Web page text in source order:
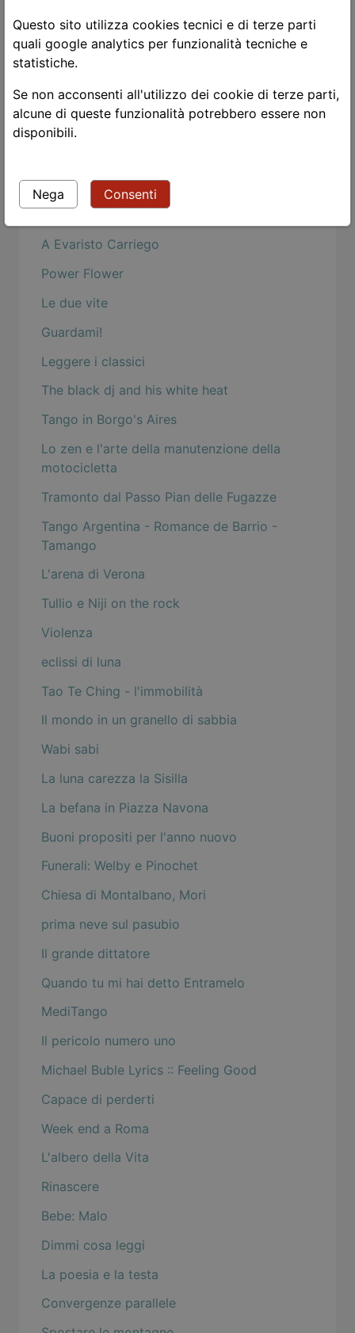
Strangers
Le chat
milonga a Ronzo Chienis
L'estetica della funzionalità
Canto notturno di un pastore errante
A Evaristo Carriego
Power Flower
Le due vite
Guardami!
Leggere i classici
The black dj and his white heat
Tango in Borgo's Aires
Lo zen e l'arte della manutenzione della
motocicletta
Tramonto dal Passo Pian delle Fugazze
Tango Argentina - Romance de Barrio -
Tamango
L'arena di Verona
Tullio e Niji on the rock
Violenza
eclissi di luna
Tao Te Ching - l'immobilità
Il mondo in un granello di sabbia
Wabi sabi
La luna carezza la Sisilla
La befana in Piazza Navona
Buoni propositi per l'anno nuovo
Funerali: Welby e Pinochet
Chiesa di Montalbano, Mori
prima neve sul pasubio
Il grande dittatore
Quando tu mi hai detto Entramelo
MediTango
Il pericolo numero uno
Michael Buble Lyrics :: Feeling Good
Capace di perderti
Week end a Roma
L'albero della Vita
Rinascere
Bebe: Malo
Dimmi cosa leggi
La poesia e la testa
Convergenze parallele
Questo sito utilizza cookies tecnici e di terze parti
quali google analytics per funzionalità tecniche e
statistiche.
Se non acconsenti all'utilizzo dei cookie di terze parti,
alcune di queste funzionalità potrebbero essere non
disponibili.
Nega Consenti